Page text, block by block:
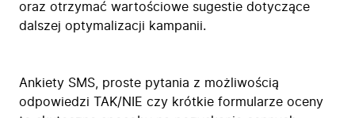
oraz otrzymać wartościowe sugestie dotyczące
dalszej optymalizacji kampanii.
Ankiety SMS, proste pytania z możliwością
odpowiedzi TAK/NIE czy krótkie formularze oceny